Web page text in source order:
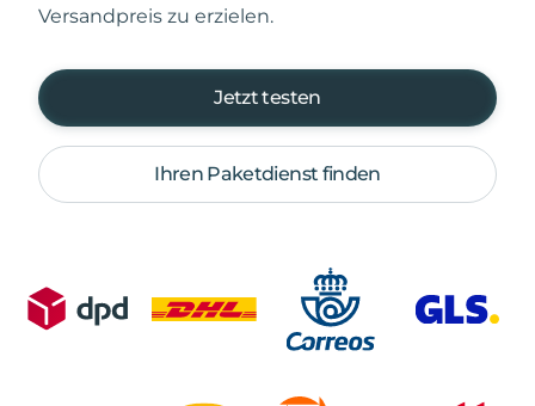
Versandpreis zu erzielen.
Jetzt testen
Ihren Paketdienst finden